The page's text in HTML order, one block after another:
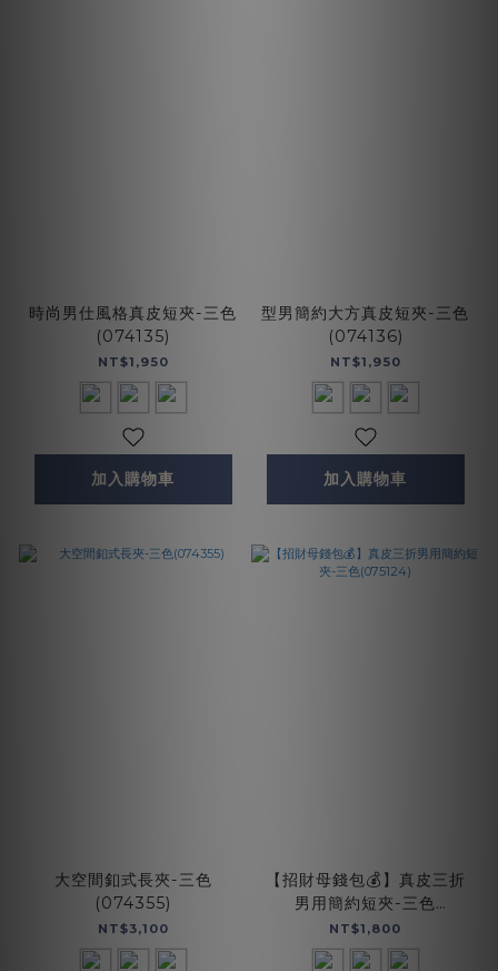
時尚男仕風格真皮短夾-三色
(074135)
NT$1,950
加入購物車
型男簡約大方真皮短夾-三色
(074136)
NT$1,950
加入購物車
大空間釦式長夾-三色
(074355)
NT$3,100
【招財母錢包💰】真皮三折
男用簡約短夾-三色
(075124)
NT$1,800